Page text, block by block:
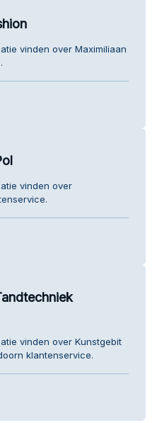
vinden over Maximiliaan
vinden over
vinden over Kunstgebit
klantenservice.